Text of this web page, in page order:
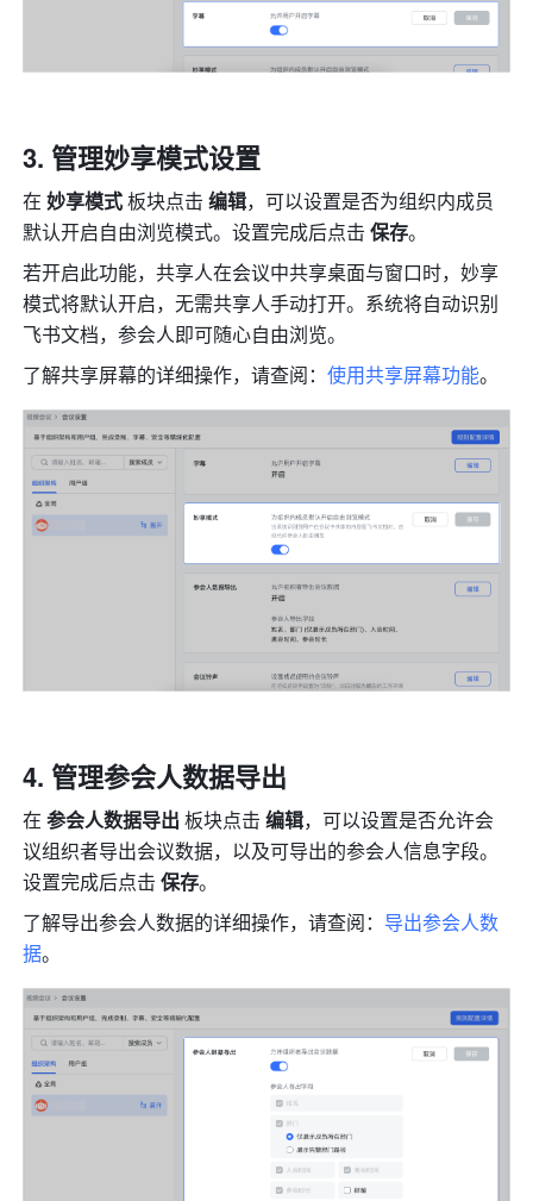
管理妙享模式设置
在 妙享模式 板块点击 编辑，可以设置是否为组织内成员
默认开启自由浏览模式。设置完成后点击 保存。
若开启此功能，共享人在会议中共享桌面与窗口时，妙享
模式将默认开启，无需共享人手动打开。系统将自动识别
飞书文档，参会人即可随心自由浏览。
了解共享屏幕的详细操作，请查阅：使用共享屏幕功能。
管理参会人数据导出
在 参会人数据导出 板块点击 编辑，可以设置是否允许会
议组织者导出会议数据，以及可导出的参会人信息字段。
设置完成后点击 保存。
了解导出参会人数据的详细操作，请查阅： 导出参会人数
据。